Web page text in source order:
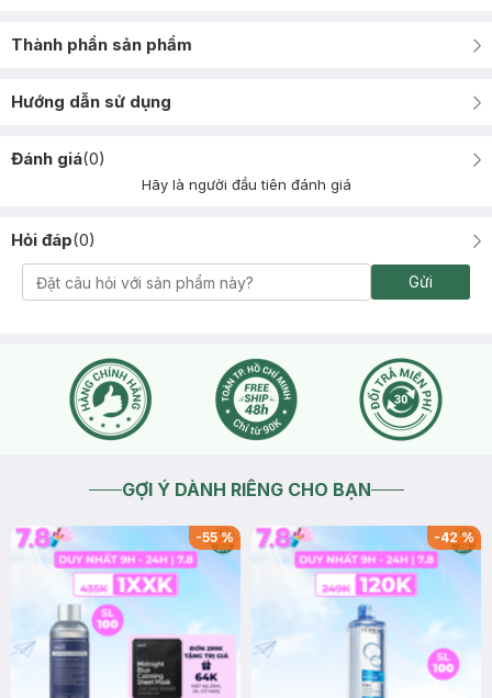
Thành phần sản phẩm
Hướng dẫn sử dụng
Đánh giá(0)
Hãy là người đầu tiên đánh giá
Hỏi đáp(0)
Gửi
GỢI Ý DÀNH RIÊNG CHO BẠN
-55% -42%